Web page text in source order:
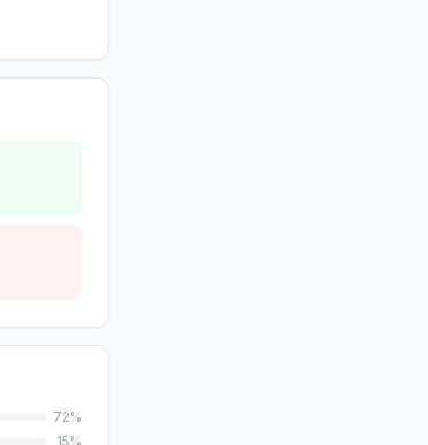
72%
15%